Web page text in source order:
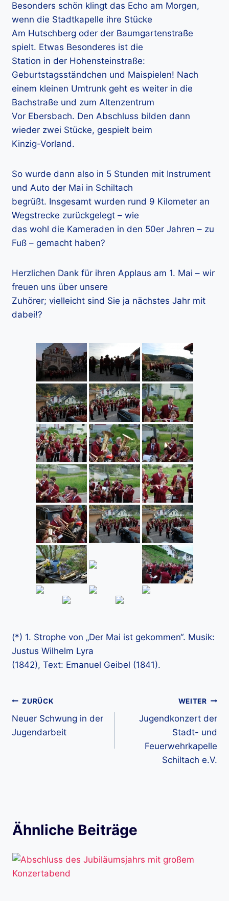
Besonders schön klingt das Echo am Morgen,
wenn die Stadtkapelle ihre Stücke
Am Hutschberg oder der Baumgartenstraße
spielt. Etwas Besonderes ist die
Station in der Hohensteinstraße:
Geburtstagsständchen und Maispielen! Nach
einem kleinen Umtrunk geht es weiter in die
Bachstraße und zum Altenzentrum
Vor Ebersbach. Den Abschluss bilden dann
wieder zwei Stücke, gespielt beim
Kinzig-Vorland.
So wurde dann also in 5 Stunden mit Instrument
und Auto der Mai in Schiltach
begrüßt. Insgesamt wurden rund 9 Kilometer an
Wegstrecke zurückgelegt – wie
das wohl die Kameraden in den 50er Jahren – zu
Fuß – gemacht haben?
Herzlichen Dank für ihren Applaus am 1. Mai – wir
freuen uns über unsere
Zuhörer; vielleicht sind Sie ja nächstes Jahr mit
dabei!?
(*) 1. Strophe von „Der Mai ist gekommen“. Musik:
Justus Wilhelm Lyra
(1842), Text: Emanuel Geibel (1841).
Beitragsnavigation
ZURÜCK
Neuer Schwung in der
Jugendarbeit
WEITER
Jugendkonzert der
Stadt- und
Feuerwehrkapelle
Schiltach e.V.
Ähnliche Beiträge